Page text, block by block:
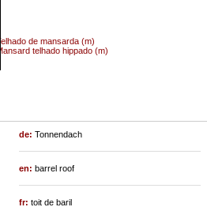
de mansarda (m)
telhado hippado (m)
de:Tonnendach
en:barrel roof
fr:toit de baril